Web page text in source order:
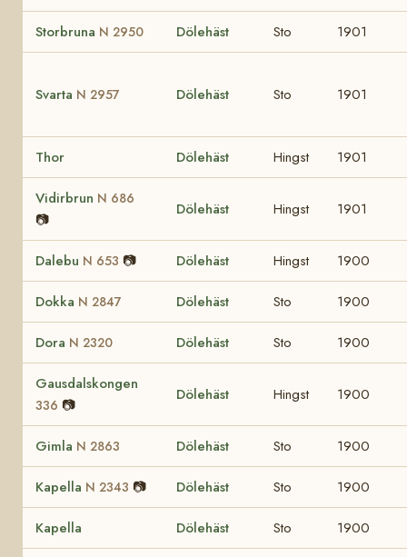
Storbruna N 2950 Dölehäst Sto 1901
Svarta N 2957 Dölehäst Sto 1901
Thor Dölehäst Hingst 1901
Vidirbrun N 686
📷
Dölehäst Hingst 1901
Dalebu N 653 📷 Dölehäst Hingst 1900
Dokka N 2847 Dölehäst Sto 1900
Dora N 2320 Dölehäst Sto 1900
Gausdalskongen
336 📷
Dölehäst Hingst 1900
Gimla N 2863 Dölehäst Sto 1900
Kapella N 2343 📷 Dölehäst Sto 1900
Kapella Dölehäst Sto 1900